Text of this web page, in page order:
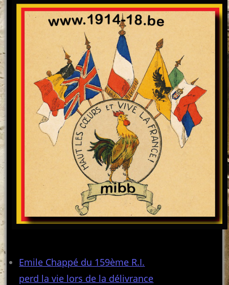
Emile Chappé du 159ème R.I.
perd la vie lors de la délivrance